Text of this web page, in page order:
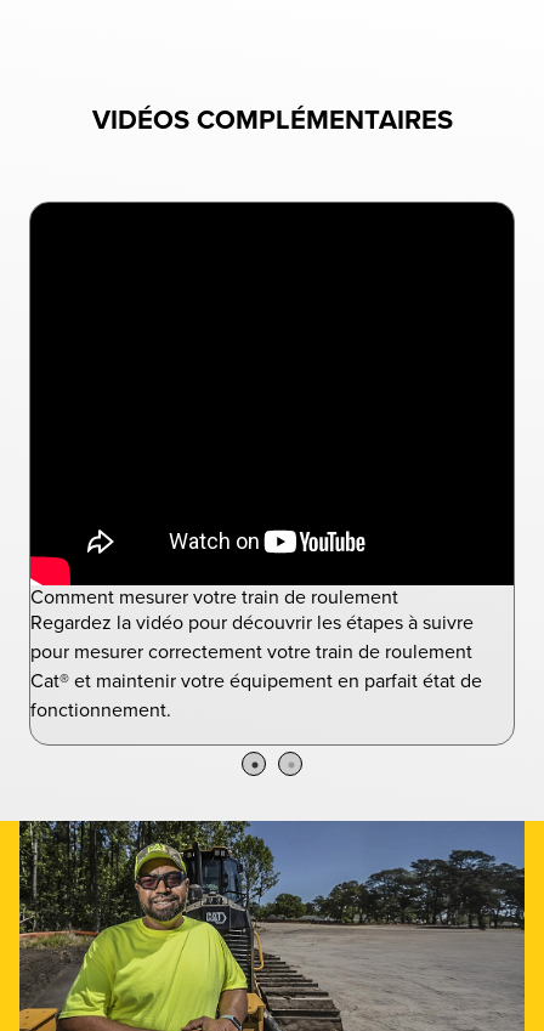
VIDÉOS COMPLÉMENTAIRES
Comment mesurer votre train de roulement
Regardez la vidéo pour découvrir les étapes à suivre
pour mesurer correctement votre train de roulement
Cat® et maintenir votre équipement en parfait état de
fonctionnement.